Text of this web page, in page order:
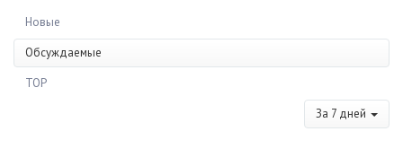
Новые
Обсуждаемые
TOP
За 7 дней